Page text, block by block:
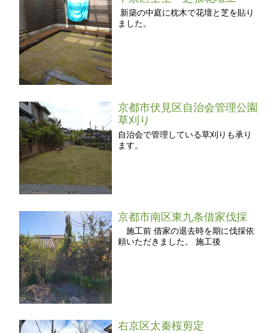
新築の中庭に枕木で花壇と芝を貼り
ました。
京都市伏見区自治会管理公園
草刈り
自治会で管理している草刈りも承り
ます。
京都市南区東九条借家伐採
施工前 借家の退去時を期に伐採依
頼いただきました。 施工後
右京区太秦桜剪定